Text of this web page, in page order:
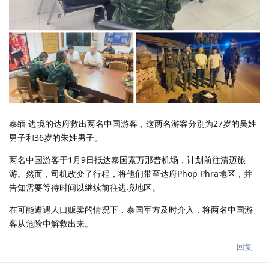
泰缅 边境的达府救出两名中国游客，这两名游客分别为27岁的吴姓
男子和36岁的朱姓男子。
两名中国游客于1月9日抵达泰国素万那普机场，计划前往清迈旅
游。然而，司机改变了行程，将他们带至达府Phop Phra地区，并
告知需要等待时间以继续前往边境地区。
在可能遭遇人口贩卖的情况下，泰国军方及时介入，将两名中国游
客从危险中解救出来。
回复